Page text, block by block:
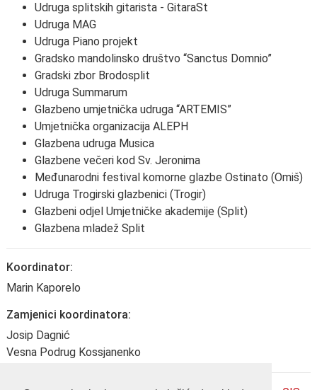
Udruga splitskih gitarista - GitaraSt
Udruga MAG
Udruga Piano projekt
Gradsko mandolinsko društvo “Sanctus Domnio”
Gradski zbor Brodosplit
Udruga Summarum
Glazbeno umjetnička udruga “ARTEMIS”
Umjetnička organizacija ALEPH
Glazbena udruga Musica
Glazbene večeri kod Sv. Jeronima
Međunarodni festival komorne glazbe Ostinato (Omiš)
Udruga Trogirski glazbenici (Trogir)
Glazbeni odjel Umjetničke akademije (Split)
Glazbena mladež Split
Koordinator:
Marin Kaporelo
Zamjenici koordinatora:
Josip Dagnić
Vesna Podrug Kossjanenko